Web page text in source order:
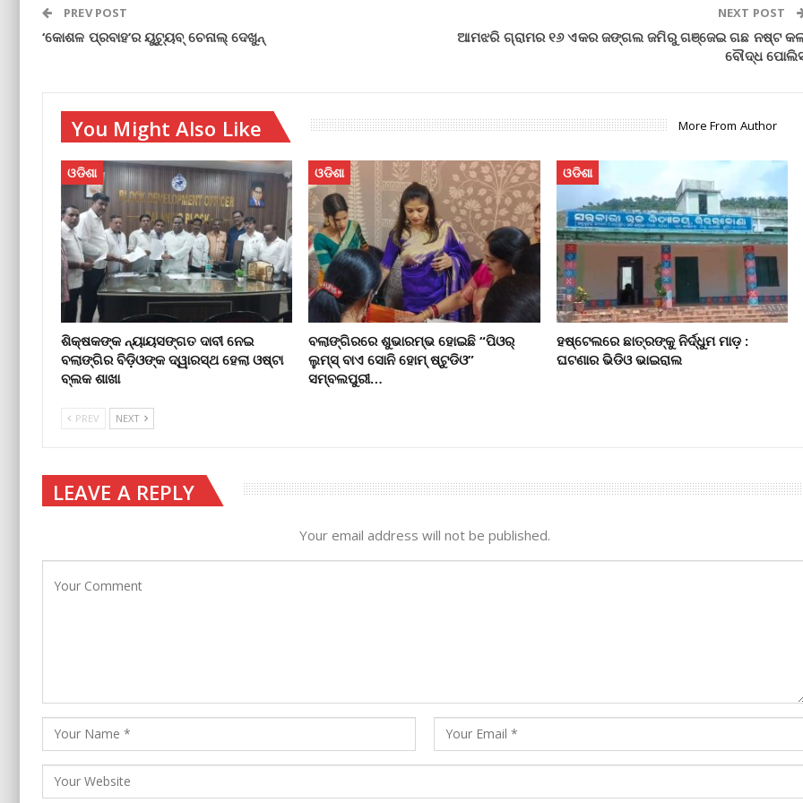
PREV POST
‘କୋଶଳ ପ୍ରବାହ’ର ୟୁଟ୍ୟୁବ୍‌ ଚେନାଲ୍‌ ଦେଖୁନ୍‌
NEXT POST
ଆମଝରି ଗ୍ରାମର ୧୬ ଏକର ଜଙ୍ଗଲ ଜମିରୁ ଗଞ୍ଜେଇ ଗଛ ନଷ୍ଟ
ବୌଦ୍ଧ
You Might Also Like More From Author
ଓଡିଶା
ଶିକ୍ଷକଙ୍କ ନ୍ୟାୟସଙ୍ଗତ ଦାବୀ ନେଇ
ବଲାଙ୍ଗିର ବିଡ଼ିଓଙ୍କ ଦ୍ୱାରସ୍ଥ ହେଲା ଓଷ୍ଟା
ବ୍ଲକ ଶାଖା
ଓଡିଶା
ବଲାଙ୍ଗିରରେ ଶୁଭାରମ୍ଭ ହୋଇଛି “ପିଓର୍
ଲୁମ୍ସ୍ ବାଏ ସୋନି ହୋମ୍ ଷ୍ଟୁଡିଓ”
ସମ୍ବଲପୁରୀ…
ଓଡିଶା
ହଷ୍ଟେଲରେ ଛାତ୍ରଙ୍କୁ ନିର୍ଦ୍ଧୁମ ମାଡ଼ :
ଘଟଣାର ଭିଡିଓ ଭାଇରାଲ
PREV NEXT
LEAVE A REPLY
Your email address will not be published.